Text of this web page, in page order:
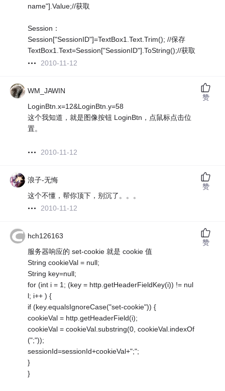
name"].Value;//获取
Session：
Session["SessionID"]=TextBox1.Text.Trim(); //保存
TextBox1.Text=Session["SessionID"].ToString();//获取
2010-11-12
WM_JAWIN
LoginBtn.x=12&LoginBtn.y=58
这个我知道，就是图像按钮 LoginBtn，点鼠标点击位
置。
2010-11-12
赞
浪子-无悔
这个不懂，帮你顶下，别沉了。。。
2010-11-12
赞
hch126163
服务器响应的 set-cookie 就是 cookie 值
String cookieVal = null;
String key=null;
for (int i = 1; (key = http.getHeaderFieldKey(i)) != nul
l; i++ ) {
if (key.equalsIgnoreCase("set-cookie")) {
cookieVal = http.getHeaderField(i);
cookieVal = cookieVal.substring(0, cookieVal.indexOf
(";"));
sessionId=sessionId+cookieVal+";";
}
}
赞